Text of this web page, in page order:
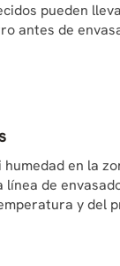
pueden
antes de
en la
de
y del